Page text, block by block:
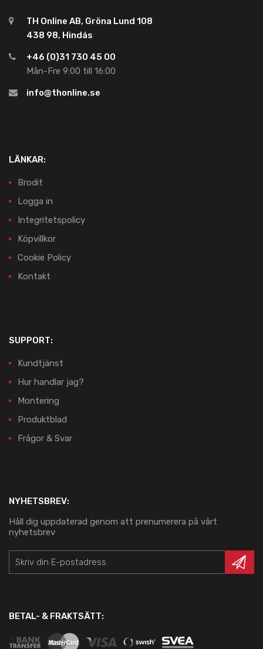
TH Online AB, Gröna Lund 108
438 98, Hindås
+46 (0)31 730 45 00
Mån-Fre 9:00 till 16:00
info@thonline.se
LÄNKAR:
Brodit
Logga in
Integritetspolicy
Köpvillkor
Cookie Policy
Kontakt
SUPPORT:
Kundtjänst
Hur handlar jag?
Montering
Produktblad
Frågor & Svar
NYHETSBREV:
Håll dig uppdaterad genom att prenumerera på vårt
nyhetsbrev
BETAL- & FRAKTSÄTT: